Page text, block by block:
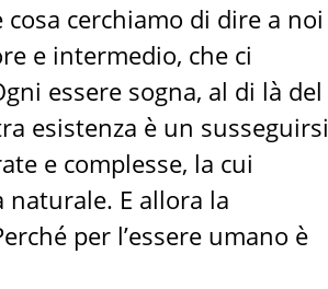
cerchiamo di dire a noi
e intermedio, che ci
essere sogna, al di là del
esistenza è un susseguirsi
e complesse, la cui
naturale. E allora la
per l’essere umano è